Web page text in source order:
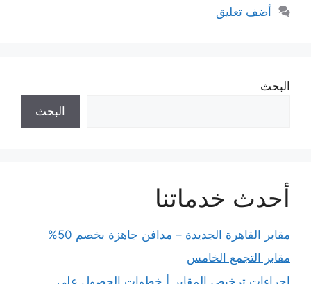
أضف تعليق
البحث
البحث
أحدث خدماتنا
مقابر القاهرة الجديدة – مدافن جاهزة بخصم 50%
مقابر التجمع الخامس
إجراءات ترخيص المقابر | خطوات الحصول على